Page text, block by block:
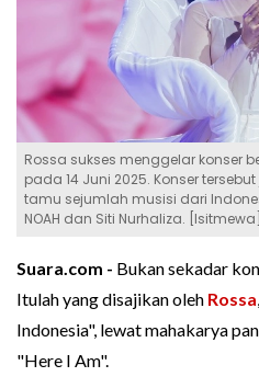
Rossa sukses menggelar konser
pada 14 Juni 2025. Konser
tamu sejumlah musisi dari
NOAH dan Siti Nurhaliza. [Isitmewa]
Suara.com - Bukan sekadar
Itulah yang disajikan oleh Rossa
Indonesia", lewat mahakarya
"Here I Am".